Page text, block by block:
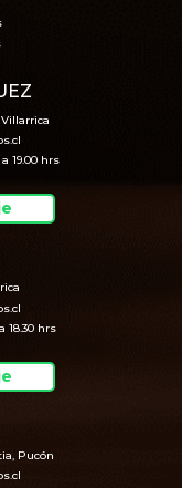
19.00 hrs
18.30 hrs
Pucón